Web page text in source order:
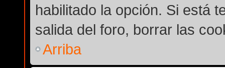
habilitado la opción. Si está
salida del foro, borrar las
Arriba